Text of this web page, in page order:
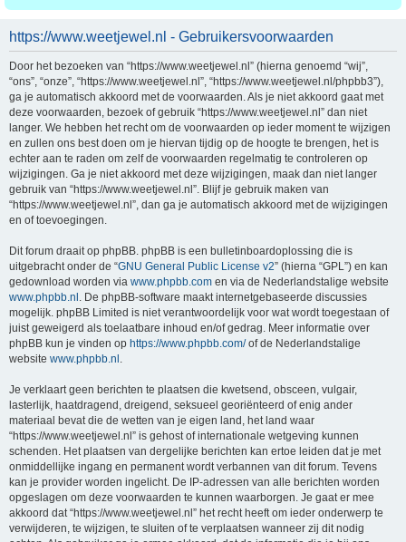
https://www.weetjewel.nl - Gebruikersvoorwaarden
Door het bezoeken van “https://www.weetjewel.nl” (hierna genoemd “wij”,
“ons”, “onze”, “https://www.weetjewel.nl”, “https://www.weetjewel.nl/phpbb3”),
ga je automatisch akkoord met de voorwaarden. Als je niet akkoord gaat met
deze voorwaarden, bezoek of gebruik “https://www.weetjewel.nl” dan niet
langer. We hebben het recht om de voorwaarden op ieder moment te wijzigen
en zullen ons best doen om je hiervan tijdig op de hoogte te brengen, het is
echter aan te raden om zelf de voorwaarden regelmatig te controleren op
wijzigingen. Ga je niet akkoord met deze wijzigingen, maak dan niet langer
gebruik van “https://www.weetjewel.nl”. Blijf je gebruik maken van
“https://www.weetjewel.nl”, dan ga je automatisch akkoord met de wijzigingen
en of toevoegingen.
Dit forum draait op phpBB. phpBB is een bulletinboardoplossing die is
uitgebracht onder de “GNU General Public License v2” (hierna “GPL”) en kan
gedownload worden via www.phpbb.com en via de Nederlandstalige website
www.phpbb.nl . De phpBB-software maakt internetgebaseerde discussies
mogelijk. phpBB Limited is niet verantwoordelijk voor wat wordt toegestaan of
juist geweigerd als toelaatbare inhoud en/of gedrag. Meer informatie over
phpBB kun je vinden op https://www.phpbb.com/of de Nederlandstalige
website www.phpbb.nl .
Je verklaart geen berichten te plaatsen die kwetsend, obsceen, vulgair,
lasterlijk, haatdragend, dreigend, seksueel georiënteerd of enig ander
materiaal bevat die de wetten van je eigen land, het land waar
“https://www.weetjewel.nl” is gehost of internationale wetgeving kunnen
schenden. Het plaatsen van dergelijke berichten kan ertoe leiden dat je met
onmiddellijke ingang en permanent wordt verbannen van dit forum. Tevens
kan je provider worden ingelicht. De IP-adressen van alle berichten worden
opgeslagen om deze voorwaarden te kunnen waarborgen. Je gaat er mee
akkoord dat “https://www.weetjewel.nl” het recht heeft om ieder onderwerp te
verwijderen, te wijzigen, te sluiten of te verplaatsen wanneer zij dit nodig